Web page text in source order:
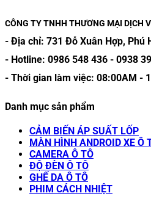
CÔNG TY TNHH THƯƠNG MẠI DỊCH
- Địa chỉ: 731 Đỗ Xuân Hợp, Phú
- Hotline: 0986 548 436 - 0938
- Thời gian làm việc: 08:00AM -
Danh mục sản phẩm
CẢM BIẾN ÁP SUẤT LỐP
MÀN HÌNH ANDROID XE Ô
CAMERA Ô TÔ
ĐỘ ĐÈN Ô TÔ
GHẾ DA Ô TÔ
PHIM CÁCH NHIỆT